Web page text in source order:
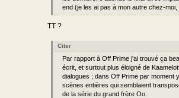
end (je les ai pas à mon autre chez-moi,
TT ?
Citer
Par rapport à Off Prime j'ai trouvé ça
écrit, et surtout plus éloigné de
dialogues ; dans Off Prime par moment
scènes entières qui semblaient
de la série du grand frère Oo.